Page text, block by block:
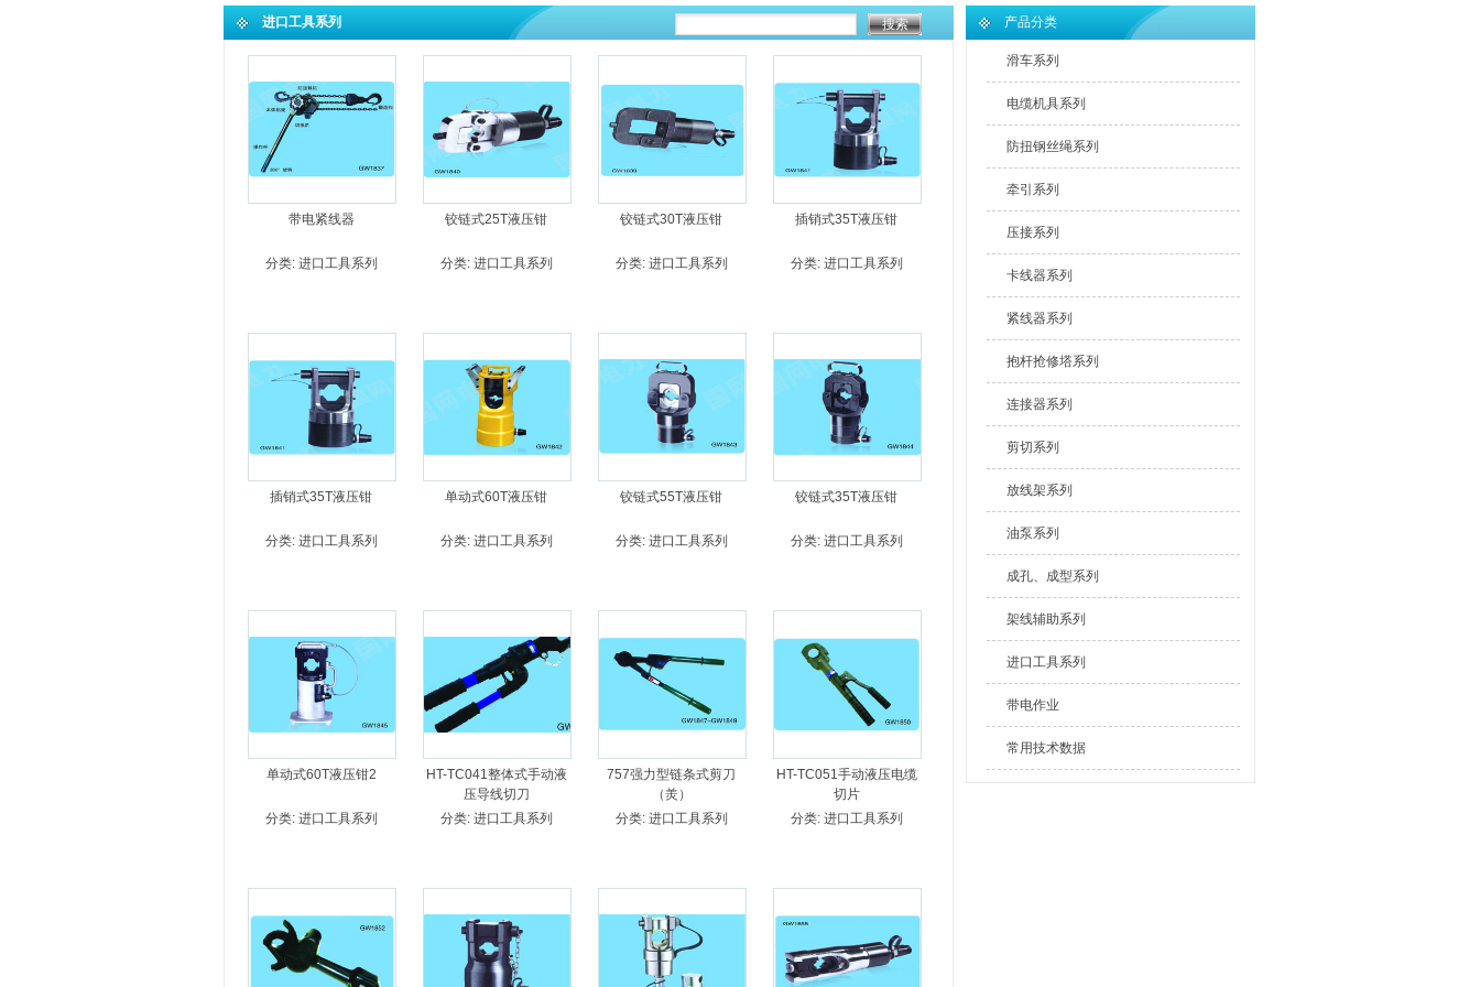
进口工具系列
带电紧线器
分类: 进口工具系列
铰链式25T液压钳
分类: 进口工具系列
铰链式30T液压钳
分类: 进口工具系列
插销式35T液压钳
分类: 进口工具系列
插销式35T液压钳
分类: 进口工具系列
单动式60T液压钳
分类: 进口工具系列
铰链式55T液压钳
分类: 进口工具系列
铰链式35T液压钳
分类: 进口工具系列
单动式60T液压钳2
分类: 进口工具系列
HT-TC041整体式手动液
压导线切刀
分类: 进口工具系列
757强力型链条式剪刀
（羙）
分类: 进口工具系列
HT-TC051手动液压电缆
切片
分类: 进口工具系列
产品分类
滑车系列
电缆机具系列
防扭钢丝绳系列
牵引系列
压接系列
卡线器系列
紧线器系列
抱杆抢修塔系列
连接器系列
剪切系列
放线架系列
油泵系列
成孔、成型系列
架线辅助系列
进口工具系列
带电作业
常用技术数据